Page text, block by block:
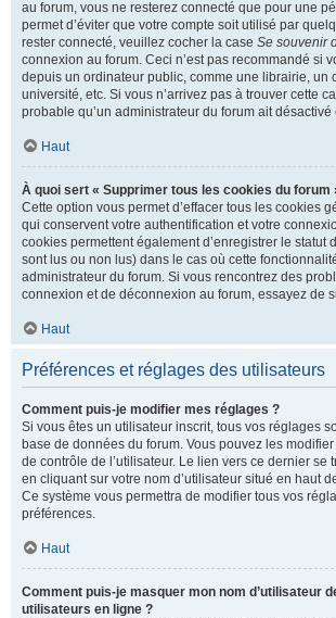
au forum, vous ne resterez connecté que pour une
permet d’éviter que votre compte soit utilisé par
rester connecté, veuillez cocher la case Se souvenir
connexion au forum. Ceci n’est pas recommandé si
depuis un ordinateur public, comme une librairie, un
université, etc. Si vous n’arrivez pas à trouver cette
probable qu’un administrateur du forum ait
Haut
À quoi sert « Supprimer tous les cookies du forum
Cette option vous permet d’effacer tous les cookies
qui conservent votre authentification et votre
cookies permettent également d’enregistrer le statut
sont lus ou non lus) dans le cas où cette
administrateur du forum. Si vous rencontrez des
connexion et de déconnexion au forum, essayez de
Haut
Préférences et réglages des utilisateurs
Comment puis-je modifier mes réglages ?
Si vous êtes un utilisateur inscrit, tous vos réglages
base de données du forum. Vous pouvez les
de contrôle de l’utilisateur. Le lien vers ce dernier se
en cliquant sur votre nom d’utilisateur situé en haut
Ce système vous permettra de modifier tous vos
préférences.
Haut
Comment puis-je masquer mon nom d’utilisateur
utilisateurs en ligne ?